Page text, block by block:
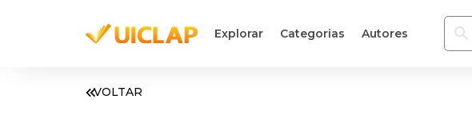
Explorar Categorias Autores
VOLTAR